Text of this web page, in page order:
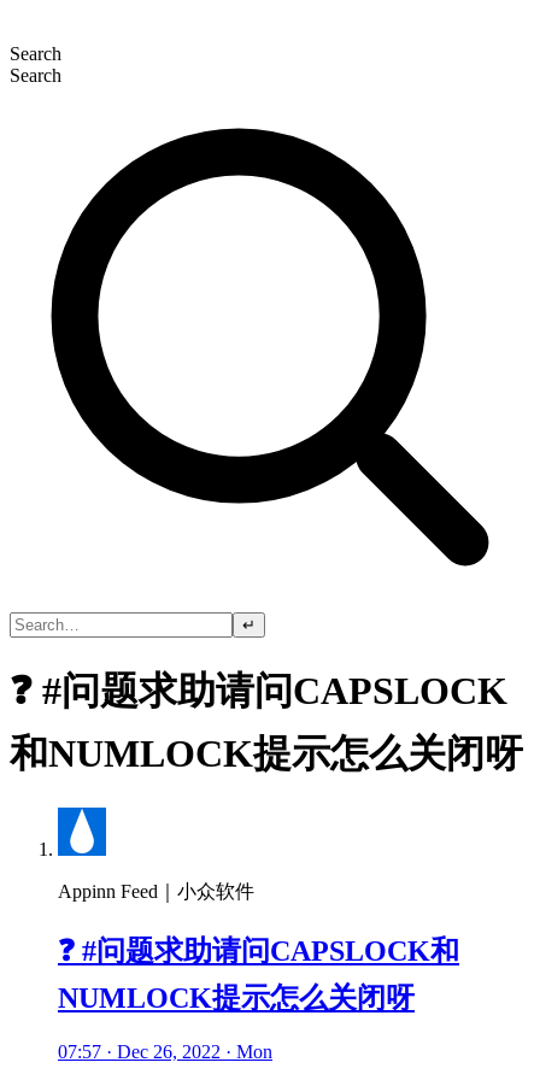
Search
Search
↵
❓ #问题求助请问CAPSLOCK
和NUMLOCK提示怎么关闭呀
Appinn Feed｜小众软件
❓ #问题求助请问CAPSLOCK和
NUMLOCK提示怎么关闭呀
07:57 · Dec 26, 2022 · Mon